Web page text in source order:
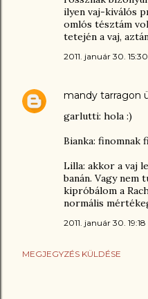
ilyen vaj-kiválós
omlós tésztám
tetején a vaj,
2011. január 30. 15:30
mandy tarragon
garlutti: hola :)
Bianka: finomnak
Lilla: akkor a vaj
banán. Vagy nem
kipróbálom a
normális
2011. január 30. 19:18
MEGJEGYZÉS KÜLDÉSE